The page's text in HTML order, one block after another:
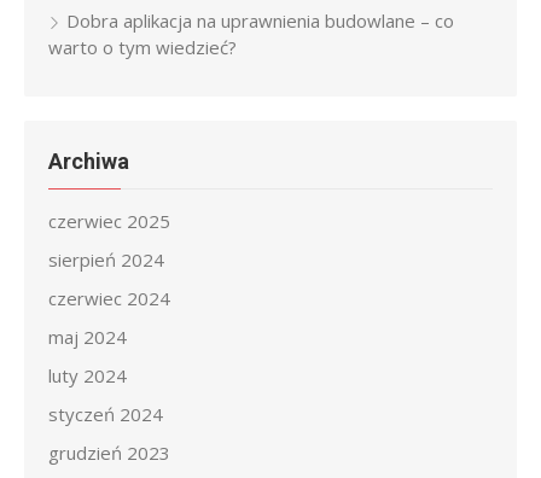
Dobra aplikacja na uprawnienia budowlane – co
warto o tym wiedzieć?
Archiwa
czerwiec 2025
sierpień 2024
czerwiec 2024
maj 2024
luty 2024
styczeń 2024
grudzień 2023